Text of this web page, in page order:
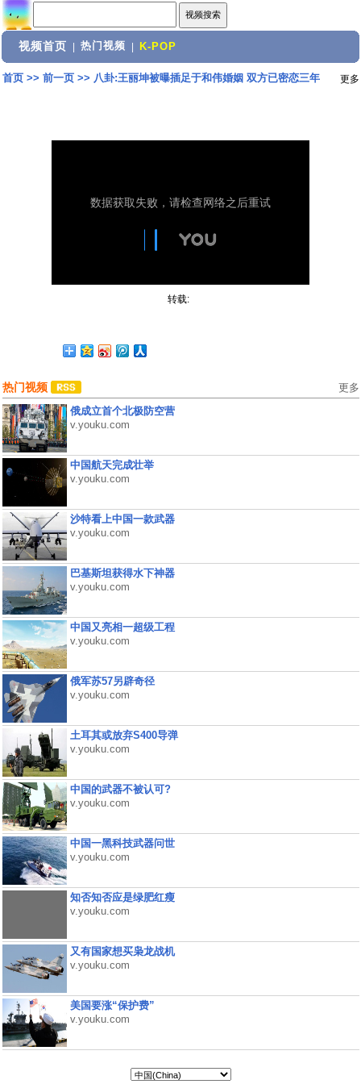
视频首页 热门视频 K-POP
首页>> 前一页>> 八卦:王丽坤被曝插足于和伟婚姻 双方已密恋三年 更多
转载:
热门视频 更多
俄成立首个北极防空营
v.youku.com
中国航天完成壮举
v.youku.com
沙特看上中国一款武器
v.youku.com
巴基斯坦获得水下神器
v.youku.com
中国又亮相一超级工程
v.youku.com
俄军苏57另辟奇径
v.youku.com
土耳其或放弃S400导弹
v.youku.com
中国的武器不被认可?
v.youku.com
中国一黑科技武器问世
v.youku.com
知否知否应是绿肥红瘦
v.youku.com
又有国家想买枭龙战机
v.youku.com
美国要涨“保护费”
v.youku.com